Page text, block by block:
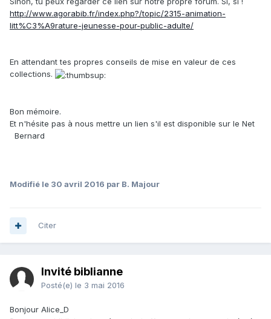
http://www.agorabib.fr/index.php?/topic/2315-animation-
litt%C3%A9rature-jeunesse-pour-public-adulte/
En attendant tes propres conseils de mise en valeur de ces
collections.
Bon mémoire.
Et n'hésite pas à nous mettre un lien s'il est disponible sur le Net
Bernard
Modifié le 30 avril 2016 par B. Majour
Citer
Invité biblianne
Posté(e) le 3 mai 2016
Bonjour Alice_D